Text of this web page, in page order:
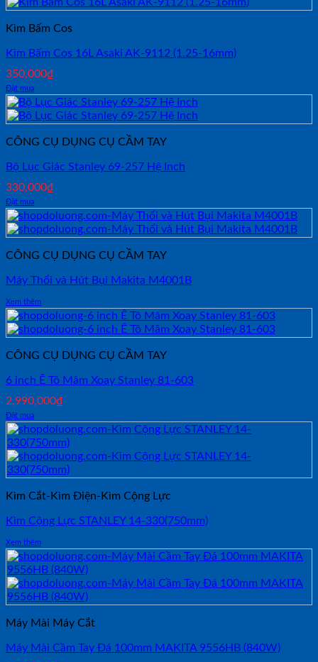
Kìm Bấm Cos
Kìm Bấm Cos 16L Asaki AK-9112 (1.25-16mm)
350,000₫
Đặt mua
CÔNG CỤ DỤNG CỤ CẦM TAY
Bộ Lục Giác Stanley 69-257 Hệ Inch
330,000₫
Đặt mua
CÔNG CỤ DỤNG CỤ CẦM TAY
Máy Thổi và Hút Bụi Makita M4001B
Xem thêm
CÔNG CỤ DỤNG CỤ CẦM TAY
6 inch Ê Tô Mâm Xoay Stanley 81-603
2,990,000₫
Đặt mua
Kìm Cắt-Kìm Điện-Kìm Cộng Lực
Kìm Cộng Lực STANLEY 14-330(750mm)
Xem thêm
Máy Mài Máy Cắt
Máy Mài Cầm Tay Đá 100mm MAKITA 9556HB (840W)